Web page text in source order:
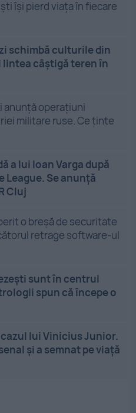
își pierd viața în fiecare
schimbă culturile din
lintea câștigă teren în
anunță operațiuni
militare ruse. Ce ținte
a lui Ioan Varga după
Se anunță
Cluj
o breșă de securitate
retrage software-ul
sunt în centrul
spun că începe o
lui Vinicius Junior.
și a semnat pe viață